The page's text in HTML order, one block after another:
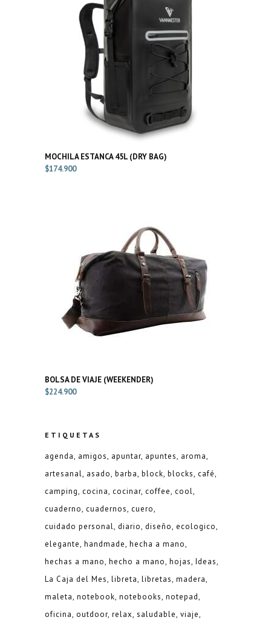
MOCHILA ESTANCA 45L (DRY BAG)
$174.900
BOLSA DE VIAJE (WEEKENDER)
$224.900
ETIQUETAS
agenda amigos apuntar apuntes aroma
artesanal asado barba block blocks café
camping cocina cocinar coffee cool
cuaderno cuadernos cuero
cuidado personal diario diseño ecologico
elegante handmade hecha a mano
hechas a mano hecho a mano hojas Ideas
La Caja del Mes libreta libretas madera
maleta notebook notebooks notepad
oficina outdoor relax saludable viaje